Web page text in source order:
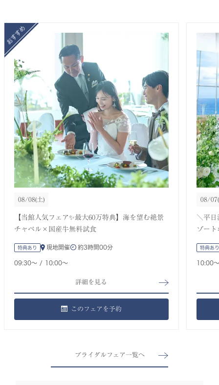
08/08(土)
【当館人気フェア✨最大60万特典】海を望む絶景
チャペル×国産牛無料試食
特典あり 現地開催 約3時間00分
09:30〜 10:00〜
詳細を見る
このフェアを予約
08/07
＼平
ゾー
特典あり
10:00〜
ブライダルフェア一覧へ